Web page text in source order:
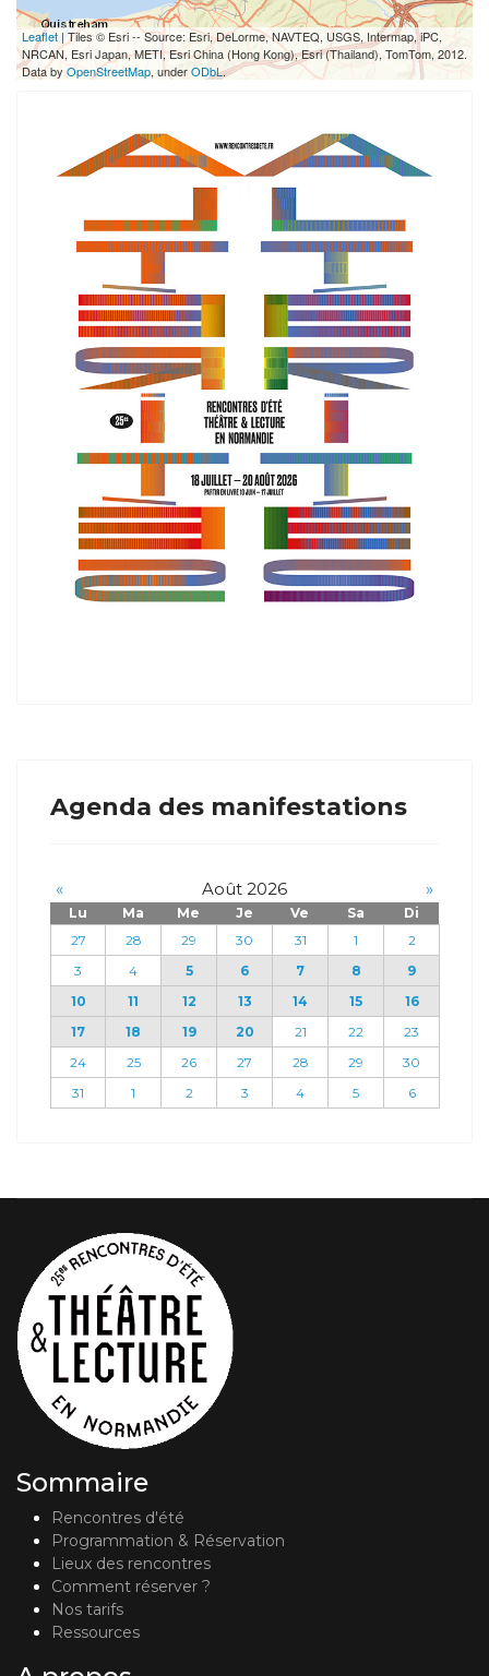
Leaflet | Tiles © Esri -- Source: Esri, DeLorme, NAVTEQ, USGS, Intermap, iPC,
NRCAN, Esri Japan, METI, Esri China (Hong Kong), Esri (Thailand), TomTom, 2012.
Data byOpenStreetMap, underODbL.
Agenda des manifestations
« Août 2026 »
Lu Ma Me Je Ve Sa
Di
27
28 29 30 31 1
2
3
4 5 6 7 8
9
10
11 12 13 14 15
16
17
18 19 20 21 22
23
24
25 26 27 28 29
30
31
1 2 3 4 5 6
Sommaire
Rencontres d'été
Programmation & Réservation
Lieux des rencontres
Comment réserver ?
Nos tarifs
Ressources